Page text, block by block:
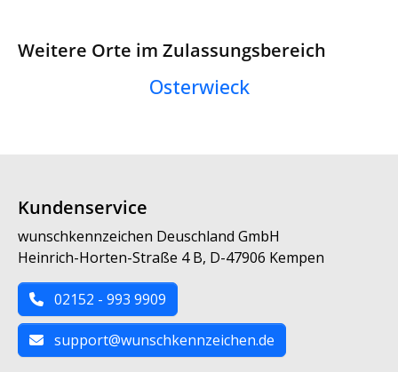
Weitere Orte im Zulassungsbereich
Osterwieck
Kundenservice
wunschkennzeichen Deuschland GmbH
Heinrich-Horten-Straße 4 B, D-47906 Kempen
02152 - 993 9909
support@wunschkennzeichen.de